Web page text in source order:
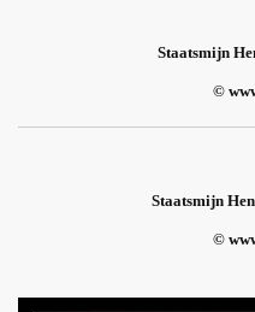
Staatsmijn
©
Staatsmijn
©